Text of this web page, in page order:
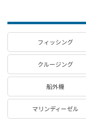
フィッシング
クルージング
船外機
マリンディーゼル